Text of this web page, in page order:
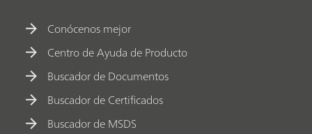
Conócenos mejor
Centro de Ayuda de Producto
Buscador de Documentos
Buscador de Certificados
Buscador de MSDS